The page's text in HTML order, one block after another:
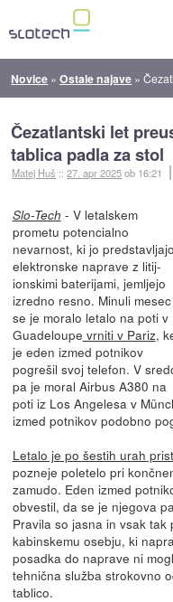
Novice »Ostale najave »
Čezatlantski let
tablica padla za stol
Matej Huš ::27. apr 2025ob 16:21
Slo-Tech - V letalskem
prometu potencialno
nevarnost, ki jo predstavljajo
elektronske naprave z litij-
ionskimi baterijami, jemljejo
izredno resno. Minuli mesec
se je moralo letalo na poti v
Guadeloupe vrniti v Pariz,
je eden izmed potnikov
pogrešil svoj telefon. V
pa je moral Airbus A380 na
poti iz Los Angelesa v
izmed potnikov podobno
Letalo je po šestih urah
pozneje poletelo pri
zamudo. Eden izmed
obvestil, da se je njegova
Pravila so jasna in vsak
kabinskemu osebju, ki
posadka do naprave ni
tehnična služba strokovno
tablico.